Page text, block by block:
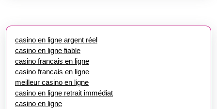
casino en ligne argent réel
casino en ligne fiable
casino francais en ligne
casino francais en ligne
meilleur casino en ligne
casino en ligne retrait immédiat
casino en ligne